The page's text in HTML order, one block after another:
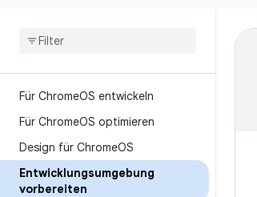
Für ChromeOS entwickeln
Für ChromeOS optimieren
Design für ChromeOS
Entwicklungsumgebung
vorbereiten